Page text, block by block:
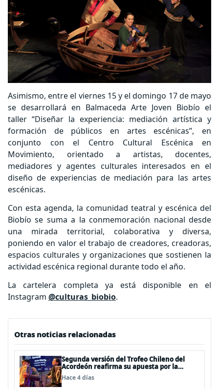
Asimismo, entre el viernes 15 y el domingo 17 de mayo
se desarrollará en Balmaceda Arte Joven Biobío el
taller “Diseñar la experiencia: mediación artística y
formación de públicos en artes escénicas”, en
conjunto con el Centro Cultural Escénica en
Movimiento, orientado a artistas, docentes,
mediadores y agentes culturales interesados en el
diseño de experiencias de mediación para las artes
escénicas.
Con esta agenda, la comunidad teatral y escénica del
Biobío se suma a la conmemoración nacional desde
una mirada territorial, colaborativa y diversa,
poniendo en valor el trabajo de creadores, creadoras,
espacios culturales y organizaciones que sostienen la
actividad escénica regional durante todo el año.
La cartelera completa ya está disponible en el
Instagram @culturas_biobio.
Otras noticias relacionadas
Segunda versión del Trofeo Chileno del
Acordeón reafirma su apuesta por la
profesionalización del instrumento en
Chile
Hace 4 días